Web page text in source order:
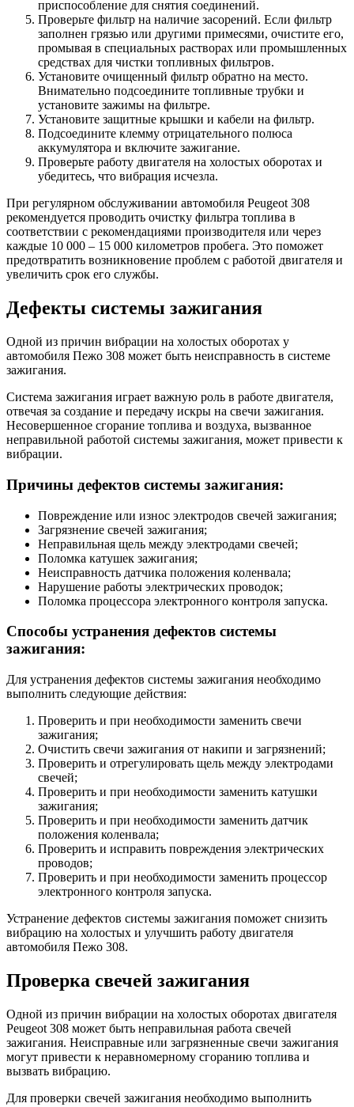
приспособление для снятия соединений.
Проверьте фильтр на наличие засорений. Если фильтр
заполнен грязью или другими примесями, очистите его,
промывая в специальных растворах или промышленных
средствах для чистки топливных фильтров.
Установите очищенный фильтр обратно на место.
Внимательно подсоедините топливные трубки и
установите зажимы на фильтре.
Установите защитные крышки и кабели на фильтр.
Подсоедините клемму отрицательного полюса
аккумулятора и включите зажигание.
Проверьте работу двигателя на холостых оборотах и
убедитесь, что вибрация исчезла.
При регулярном обслуживании автомобиля Peugeot 308
рекомендуется проводить очистку фильтра топлива в
соответствии с рекомендациями производителя или через
каждые 10 000 – 15 000 километров пробега. Это поможет
предотвратить возникновение проблем с работой двигателя и
увеличить срок его службы.
Дефекты системы зажигания
Одной из причин вибрации на холостых оборотах у
автомобиля Пежо 308 может быть неисправность в системе
зажигания.
Система зажигания играет важную роль в работе двигателя,
отвечая за создание и передачу искры на свечи зажигания.
Несовершенное сгорание топлива и воздуха, вызванное
неправильной работой системы зажигания, может привести к
вибрации.
Причины дефектов системы зажигания:
Повреждение или износ электродов свечей зажигания;
Загрязнение свечей зажигания;
Неправильная щель между электродами свечей;
Поломка катушек зажигания;
Неисправность датчика положения коленвала;
Нарушение работы электрических проводок;
Поломка процессора электронного контроля запуска.
Способы устранения дефектов системы
зажигания:
Для устранения дефектов системы зажигания необходимо
выполнить следующие действия:
Проверить и при необходимости заменить свечи
зажигания;
Очистить свечи зажигания от накипи и загрязнений;
Проверить и отрегулировать щель между электродами
свечей;
Проверить и при необходимости заменить катушки
зажигания;
Проверить и при необходимости заменить датчик
положения коленвала;
Проверить и исправить повреждения электрических
проводов;
Проверить и при необходимости заменить процессор
электронного контроля запуска.
Устранение дефектов системы зажигания поможет снизить
вибрацию на холостых и улучшить работу двигателя
автомобиля Пежо 308.
Проверка свечей зажигания
Одной из причин вибрации на холостых оборотах двигателя
Peugeot 308 может быть неправильная работа свечей
зажигания. Неисправные или загрязненные свечи зажигания
могут привести к неравномерному сгоранию топлива и
вызвать вибрацию.
Для проверки свечей зажигания необходимо выполнить